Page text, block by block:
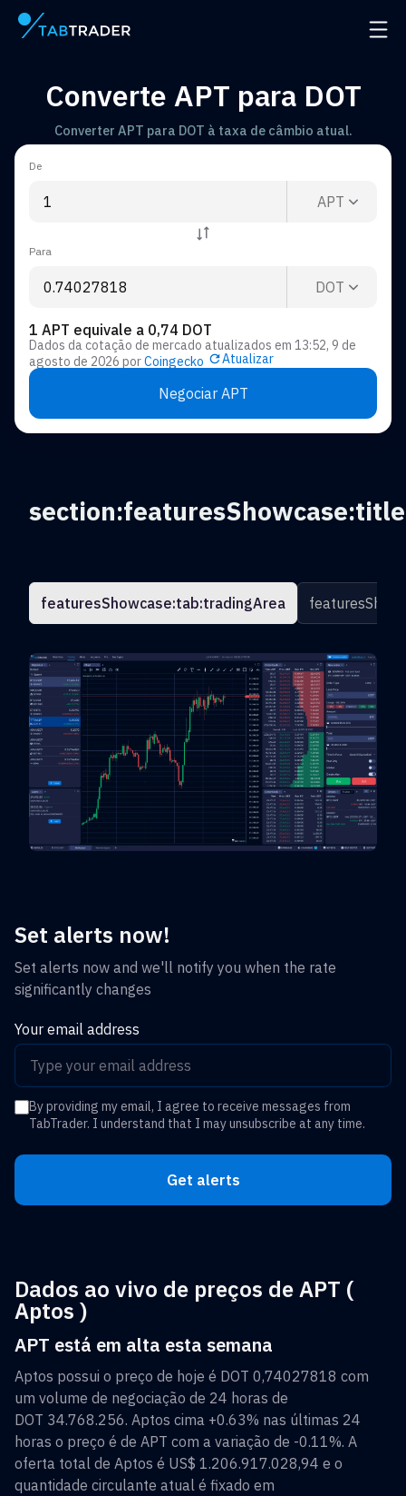
Página principal Abrir
Converte APT para DOT
Converter APT para DOT à taxa de câmbio atual.
De
APT
Para
DOT
1 APT equivale a 0,74 DOT
Dados da cotação de mercado atualizados em 13:52, 9 de
agosto de 2026 porCoingecko Atualizar
Negociar APT
section:featuresShowcase:title
featuresShowcase:tab:tradingArea
Set alerts now!
Set alerts now and we'll notify you when the rate
significantly changes
Your email address
By providing my email, I agree to receive messages from
TabTrader. I understand that I may unsubscribe at any time.
Get alerts
Dados ao vivo de preços de APT (
Aptos )
APT está em alta esta semana
Aptos possui o preço de hoje é DOT 0,74027818 com
um volume de negociação de 24 horas de
DOT 34.768.256. Aptos cima +0.63% nas últimas 24
horas o preço é de APT com a variação de -0.11%. A
oferta total de Aptos é US$ 1.206.917.028,94 e o
quantidade circulante atual é fixado em